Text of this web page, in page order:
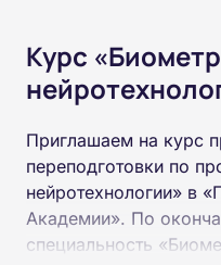
Курс
Приглашаем на курс
переподготовки по
нейротехнологии» в
Академии». По
специальность